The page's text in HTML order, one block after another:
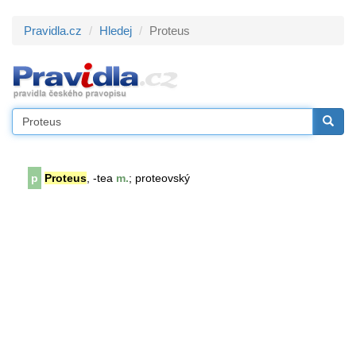
Pravidla.cz Hledej Proteus
p Proteus , -tea m.; proteovský